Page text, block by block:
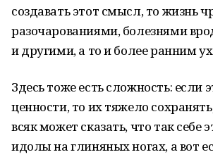
создавать этот смысл, то жизнь
разочарованиями, болезнями
и другими, а то и более ранним
Здесь тоже есть сложность: если
ценности, то их тяжело
всяк может сказать, что так себе
идолы на глиняных ногах, а вот